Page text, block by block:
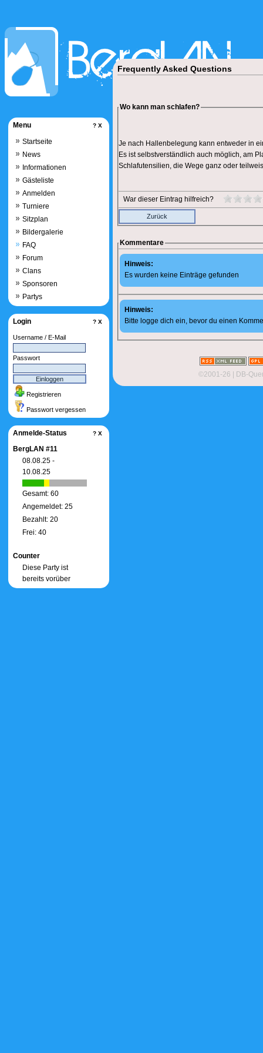
FrequentlyAsked Questions
Wo kann man schlafen?
Je nach Hallenbelegung kann entweder in
Es ist selbstverständlich auch möglich, am
Schlafutensilien, die Wege ganz oder
War dieser Eintrag hilfreich?
Zurück
Kommentare
Hinweis:
Es wurden keine Einträge gefunden
Hinweis:
Bitte logge dich ein, bevor du einen
©2001-26 | DB-
Menu ? X
Startseite
News
Informationen
Gästeliste
Anmelden
Turniere
Sitzplan
Bildergalerie
FAQ
Forum
Clans
Sponsoren
Partys
Login ? X
Username / E-Mail
Passwort
Registrieren
Passwort vergessen
Anmelde-Status ? X
BergLAN #11
08.08.25 -
10.08.25
Gesamt: 60
Angemeldet: 25
Bezahlt: 20
Frei: 40
Counter
Diese Party ist
bereits vorüber